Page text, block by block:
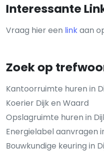
Interessante
Vraag hier een linkaan
Zoek op
Kantoorruimte huren in
Koerier Dijk en Waard
Opslagruimte huren in
Energielabel aanvragen
Bouwkundige keuring in